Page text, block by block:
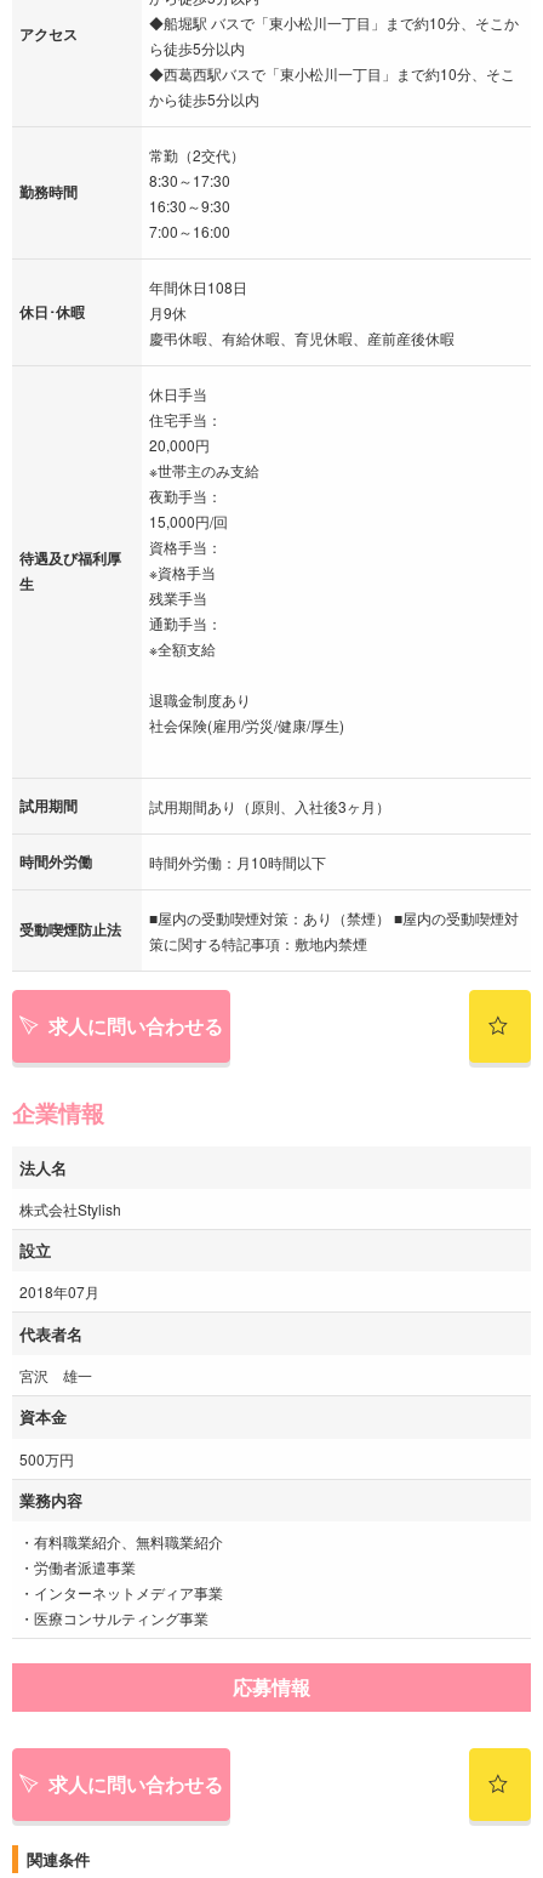
アクセス
◆船堀駅 バスで「東小松川一丁目」まで約10分、そこか
ら徒歩5分以内
◆西葛西駅バスで「東小松川一丁目」まで約10分、そこ
から徒歩5分以内
勤務時間
常勤（2交代）
8:30～17:30
16:30～9:30
7:00～16:00
休日･休暇
年間休日108日
月9休
慶弔休暇、有給休暇、育児休暇、産前産後休暇
待遇及び福利厚
生
休日手当
住宅手当：
20,000円
※世帯主のみ支給
夜勤手当：
15,000円/回
資格手当：
※資格手当
残業手当
通勤手当：
※全額支給
退職金制度あり
社会保険(雇用/労災/健康/厚生)
試用期間 試用期間あり（原則、入社後3ヶ月）
時間外労働 時間外労働：月10時間以下
受動喫煙防止法
■屋内の受動喫煙対策：あり（禁煙） ■屋内の受動喫煙対
策に関する特記事項：敷地内禁煙
求人に問い合わせる
企業情報
法人名
株式会社Stylish
設立
2018年07月
代表者名
宮沢 雄一
資本金
500万円
業務内容
・有料職業紹介、無料職業紹介
・労働者派遣事業
・インターネットメディア事業
・医療コンサルティング事業
応募情報
求人に問い合わせる
関連条件